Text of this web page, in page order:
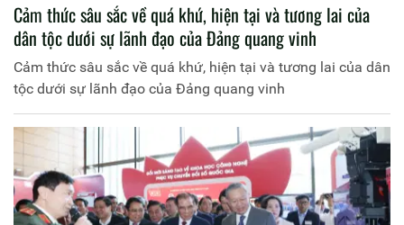
Cảm thức sâu sắc về quá khứ, hiện tại và tương lai của
dân tộc dưới sự lãnh đạo của Đảng quang vinh
Cảm thức sâu sắc về quá khứ, hiện tại và tương lai của dân
tộc dưới sự lãnh đạo của Đảng quang vinh